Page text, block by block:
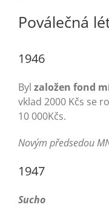
Poválečná
1946
Byl založen fond
vklad 2000 Kčs se
10 000Kčs.
Novým předsedou
1947
Sucho